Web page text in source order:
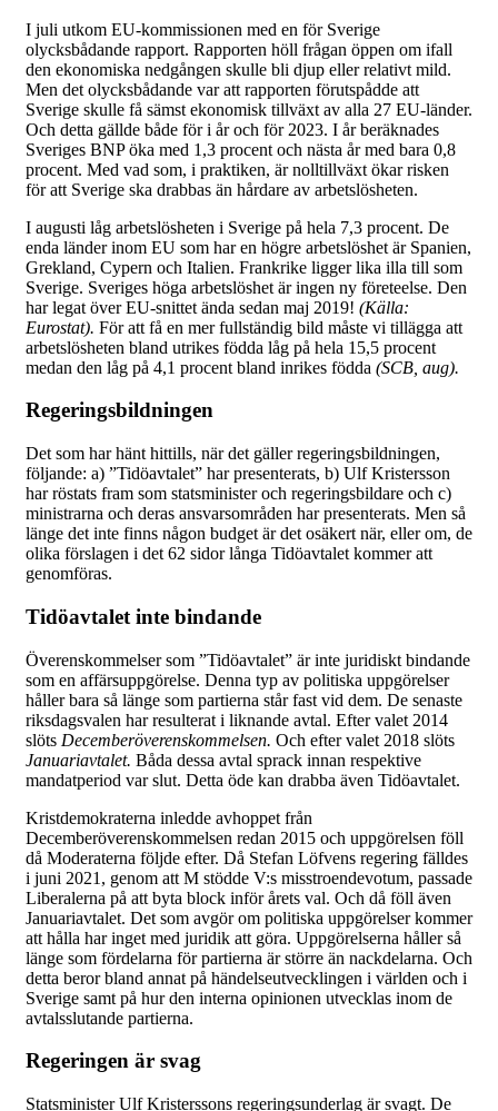
I juli utkom EU-kommissionen med en för Sverige
olycksbådande rapport. Rapporten höll frågan öppen om ifall
den ekonomiska nedgången skulle bli djup eller relativt mild.
Men det olycksbådande var att rapporten förutspådde att
Sverige skulle få sämst ekonomisk tillväxt av alla 27 EU-länder.
Och detta gällde både för i år och för 2023. I år beräknades
Sveriges BNP öka med 1,3 procent och nästa år med bara 0,8
procent. Med vad som, i praktiken, är nolltillväxt ökar risken
för att Sverige ska drabbas än hårdare av arbetslösheten.
I augusti låg arbetslösheten i Sverige på hela 7,3 procent. De
enda länder inom EU som har en högre arbetslöshet är Spanien,
Grekland, Cypern och Italien. Frankrike ligger lika illa till som
Sverige. Sveriges höga arbetslöshet är ingen ny företeelse. Den
har legat över EU-snittet ända sedan maj 2019! (Källa:
Eurostat). För att få en mer fullständig bild måste vi tillägga att
arbetslösheten bland utrikes födda låg på hela 15,5 procent
medan den låg på 4,1 procent bland inrikes födda (SCB, aug).
Regeringsbildningen
Det som har hänt hittills, när det gäller regeringsbildningen,
följande: a) ”Tidöavtalet” har presenterats, b) Ulf Kristersson
har röstats fram som statsminister och regeringsbildare och c)
ministrarna och deras ansvarsområden har presenterats. Men så
länge det inte finns någon budget är det osäkert när, eller om, de
olika förslagen i det 62 sidor långa Tidöavtalet kommer att
genomföras.
Tidöavtalet inte bindande
Överenskommelser som ”Tidöavtalet” är inte juridiskt bindande
som en affärsuppgörelse. Denna typ av politiska uppgörelser
håller bara så länge som partierna står fast vid dem. De senaste
riksdagsvalen har resulterat i liknande avtal. Efter valet 2014
slöts Decemberöverenskommelsen. Och efter valet 2018 slöts
Januariavtalet. Båda dessa avtal sprack innan respektive
mandatperiod var slut. Detta öde kan drabba även Tidöavtalet.
Kristdemokraterna inledde avhoppet från
Decemberöverenskommelsen redan 2015 och uppgörelsen föll
då Moderaterna följde efter. Då Stefan Löfvens regering fälldes
i juni 2021, genom att M stödde V:s misstroendevotum, passade
Liberalerna på att byta block inför årets val. Och då föll även
Januariavtalet. Det som avgör om politiska uppgörelser kommer
att hålla har inget med juridik att göra. Uppgörelserna håller så
länge som fördelarna för partierna är större än nackdelarna. Och
detta beror bland annat på händelseutvecklingen i världen och i
Sverige samt på hur den interna opinionen utvecklas inom de
avtalsslutande partierna.
Regeringen är svag
Statsminister Ulf Kristerssons regeringsunderlag är svagt. De